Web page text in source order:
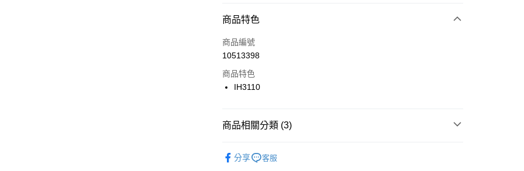
合作金庫商業銀行
華南商業銀行
上海商業儲蓄銀行
國泰世華商業銀行
聯邦商業銀行
台新國際商業銀行
LINE Pay
Apple Pay
【關於「AFTEE先享後付」】
商品特色
商品編號
10513398
商品特色
IH3110
商品相關分類 (3)
分享 客服